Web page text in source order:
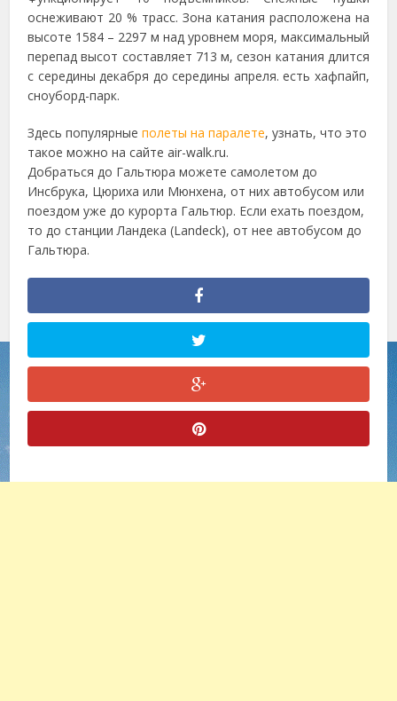
оснеживают 20 % трасс. Зона катания расположена на
высоте 1584 – 2297 м над уровнем моря, максимальный
перепад высот составляет 713 м, сезон катания длится
с середины декабря до середины апреля. есть хафпайп,
сноуборд-парк.
Здесь популярныеполеты на паралете, узнать, что это
такое можно на сайте air-walk.ru.
Добраться до Гальтюра можете самолетом до
Инсбрука, Цюриха или Мюнхена, от них автобусом или
поездом уже до курорта Гальтюр. Если ехать поездом,
то до станции Ландека (Landeck), от нее автобусом до
Гальтюра.